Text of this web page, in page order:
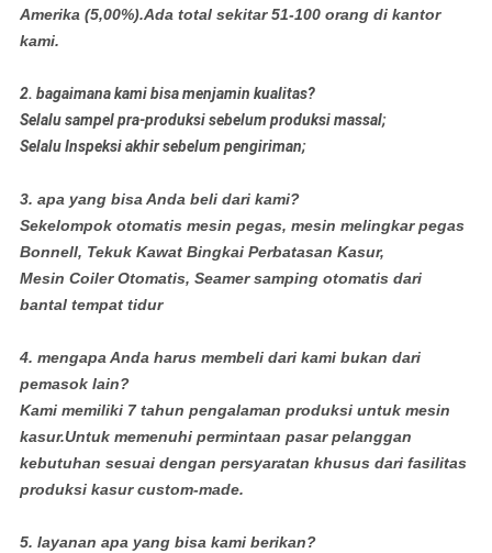
Amerika (5,00%).Ada total sekitar 51-100 orang di kantor
kami.
2. bagaimana kami bisa menjamin kualitas?
Selalu sampel pra-produksi sebelum produksi massal;
Selalu Inspeksi akhir sebelum pengiriman;
3. apa yang bisa Anda beli dari kami?
Sekelompok otomatis mesin pegas, mesin melingkar pegas
Bonnell, Tekuk Kawat Bingkai Perbatasan Kasur,
Mesin Coiler Otomatis, Seamer samping otomatis dari
bantal tempat tidur
4. mengapa Anda harus membeli dari kami bukan dari
pemasok lain?
Kami memiliki 7 tahun pengalaman produksi untuk mesin
kasur.Untuk memenuhi permintaan pasar pelanggan
kebutuhan sesuai dengan persyaratan khusus dari fasilitas
produksi kasur custom-made.
5. layanan apa yang bisa kami berikan?